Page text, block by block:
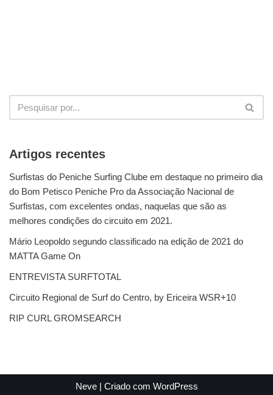
Artigos recentes
Surfistas do Peniche Surfing Clube em destaque no primeiro dia
do Bom Petisco Peniche Pro da Associação Nacional de
Surfistas, com excelentes ondas, naquelas que são as
melhores condições do circuito em 2021.
Mário Leopoldo segundo classificado na edição de 2021 do
MATTA Game On
ENTREVISTA SURFTOTAL
Circuito Regional de Surf do Centro, by Ericeira WSR+10
RIP CURL GROMSEARCH
Neve| Criado com WordPress